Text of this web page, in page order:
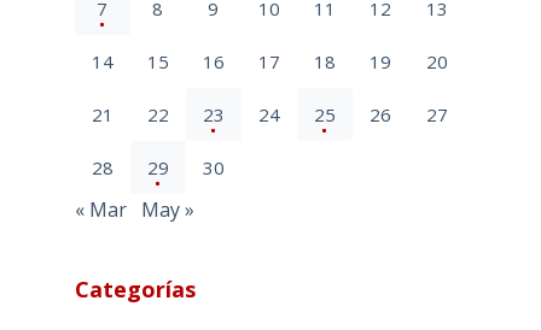
7 8 9 10 11 12 13
14 15 16 17 18 19 20
21 22 23 24 25 26 27
28 29 30
« Mar May »
Categorías